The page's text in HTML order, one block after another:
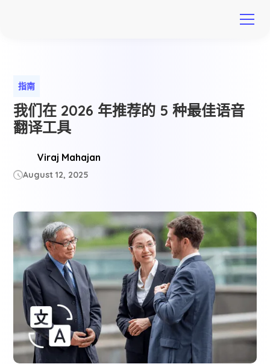
指南
我们在 2026 年推荐的 5 种最佳语音
翻译工具
Viraj Mahajan
August 12, 2025